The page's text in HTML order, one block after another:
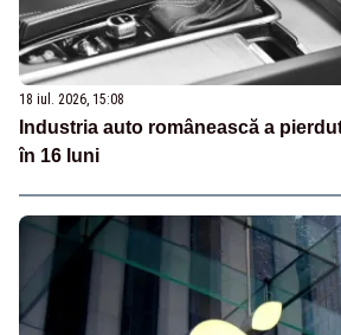
18 iul. 2026, 15:08
Industria auto românească a
în 16 luni